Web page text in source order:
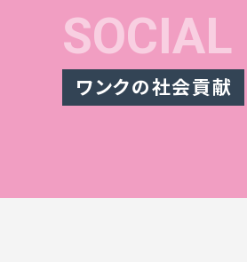
ワンクの社会貢献